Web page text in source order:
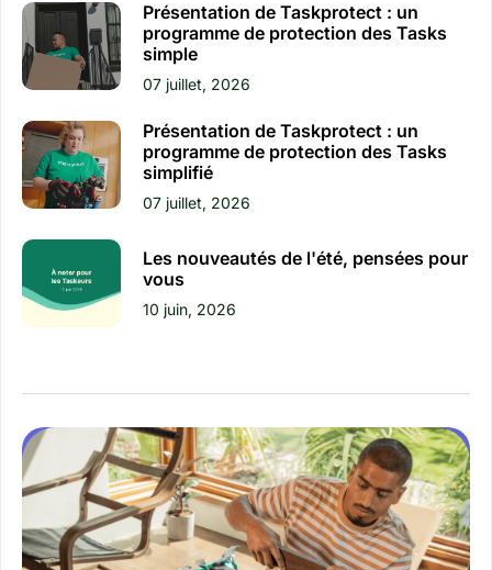
Présentation de Taskprotect : un
programme de protection des Tasks
simple
07 juillet, 2026
Présentation de Taskprotect : un
programme de protection des Tasks
simplifié
07 juillet, 2026
Les nouveautés de l'été, pensées pour
vous
10 juin, 2026